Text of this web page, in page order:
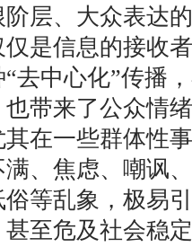
层、大众表达
是信息的接收
去中心化”传播
带来了公众情
在一些群体性
、焦虑、嘲讽
等乱象，极易
至危及社会稳